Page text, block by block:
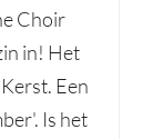
Choir
in! Het
Een
Is het